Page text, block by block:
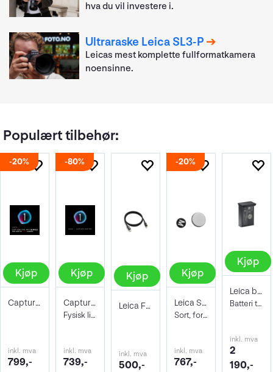
hva du vil investere i.
Ultraraske Leica SL3-P
Leicas mest komplette fullformatkamera
noensinne.
Populært tilbehør:
20%
Kjøp
Capture One Pro 22+23 Bundle for LEICA
inkl. mva
799,-
80%
Kjøp
Capture One Pro 22+23 for LEICA
Fysisk lisensnøkkel
inkl. mva
739,-
Kjøp
Leica FOTOS cable
inkl. mva
500,-
20%
Kjøp
Leica Soft Release Button "M", 12mm
Sort, for Leica M
inkl. mva
767,-
Kjøp
Leica batteri BP-SCL7 Lithium-Ion - Sort
Batteri til Leica M11
inkl. mva
2
190,-